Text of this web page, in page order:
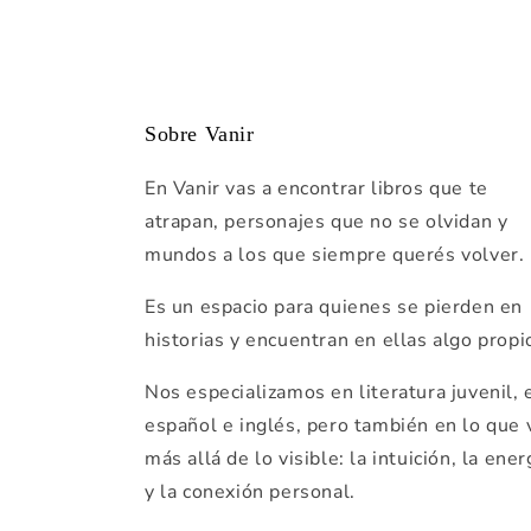
Sobre Vanir
En Vanir vas a encontrar libros que te
atrapan, personajes que no se olvidan y
mundos a los que siempre querés volver.
Es un espacio para quienes se pierden en
historias y encuentran en ellas algo
Nos especializamos en literatura juvenil,
español e inglés, pero también en lo que
más allá de lo visible: la intuición, la
y la conexión personal.